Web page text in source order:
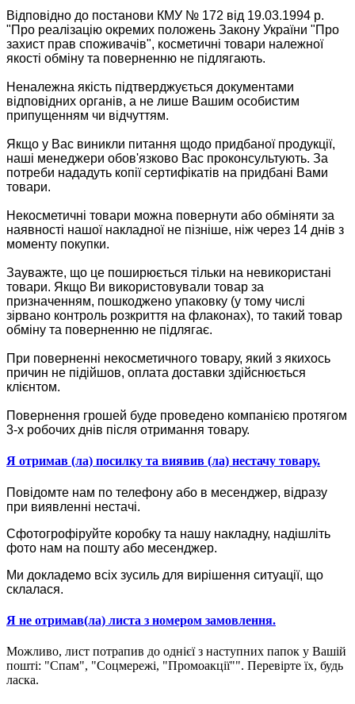
Відповідно до постанови КМУ № 172 від 19.03.1994 р.
"Про реалізацію окремих положень Закону України "Про
захист прав споживачів", косметичні товари належної
якості обміну та поверненню не підлягають.
Неналежна якість підтверджується документами
відповідних органів, а не лише Вашим особистим
припущенням чи відчуттям.
Якщо у Вас виникли питання щодо придбаної продукції,
наші менеджери обов'язково Вас проконсультують. За
потреби нададуть копії сертифікатів на придбані Вами
товари.
Некосметичні товари можна повернути або обміняти за
наявності нашої накладної не пізніше, ніж через 14 днів з
моменту покупки.
Зауважте, що це поширюється тільки на невикористані
товари. Якщо Ви використовували товар за
призначенням, пошкоджено упаковку (у тому числі
зірвано контроль розкриття на флаконах), то такий товар
обміну та поверненню не підлягає.
При поверненні некосметичного товару, який з якихось
причин не підійшов, оплата доставки здійснюється
клієнтом.
Повернення грошей буде проведено компанією протягом
3-х робочих днів після отримання товару.
Я отримав (ла) посилку та виявив (ла) нестачу товару.
Повідомте нам по телефону або в месенджер, відразу
при виявленні нестачі.
Сфотогрофіруйте коробку та нашу накладну, надішліть
фото нам на пошту або месенджер.
Ми докладемо всіх зусиль для вирішення ситуації, що
склалася.
Я не отримав(ла) листа з номером замовлення.
Можливо, лист потрапив до однієї з наступних папок у Вашій
пошті: "Спам", "Соцмережі, "Промоакції"". Перевірте їх, будь
ласка.